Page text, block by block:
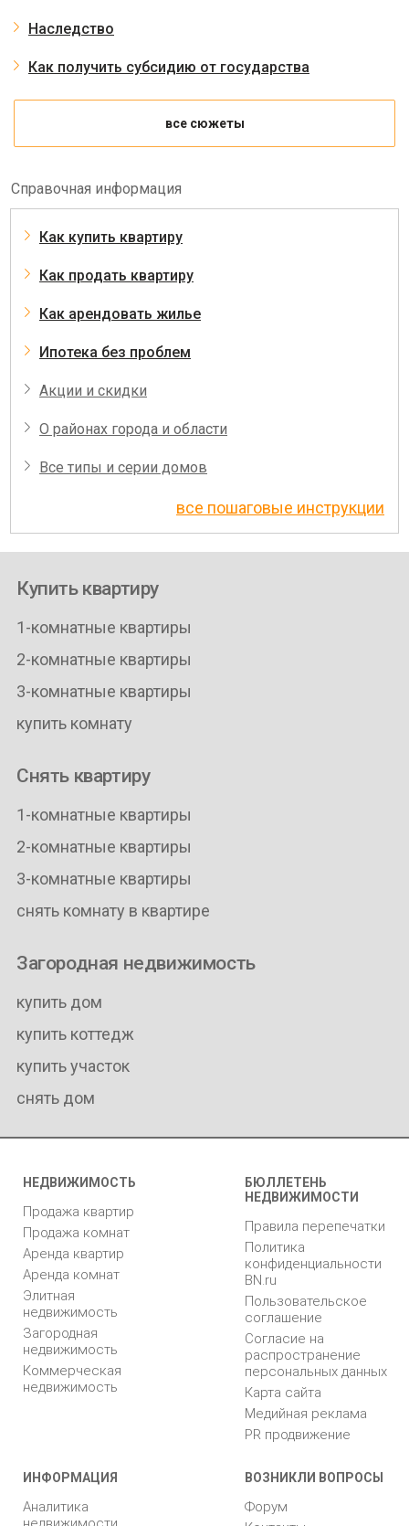
Наследство
Как получить субсидию от государства
все сюжеты
Справочная информация
Как купить квартиру
Как продать квартиру
Как арендовать жилье
Ипотека без проблем
Акции и скидки
О районах города и области
Все типы и серии домов
все пошаговые инструкции
Купить квартиру
1-комнатные квартиры
2-комнатные квартиры
3-комнатные квартиры
купить комнату
Снять квартиру
1-комнатные квартиры
2-комнатные квартиры
3-комнатные квартиры
снять комнату в квартире
Загородная недвижимость
купить дом
купить коттедж
купить участок
снять дом
НЕДВИЖИМОСТЬ
Продажа квартир
Продажа комнат
Аренда квартир
Аренда комнат
Элитная
недвижимость
Загородная
недвижимость
Коммерческая
недвижимость
БЮЛЛЕТЕНЬ
НЕДВИЖИМОСТИ
Правила перепечатки
Политика
конфиденциальности
BN.ru
Пользовательское
соглашение
Согласие на
распространение
персональных данных
Карта сайта
Медийная реклама
PR продвижение
ИНФОРМАЦИЯ
Аналитика
ВОЗНИКЛИ ВОПРОСЫ
Форум